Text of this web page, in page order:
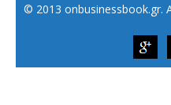
© 2013 onbusinessbook.gr.